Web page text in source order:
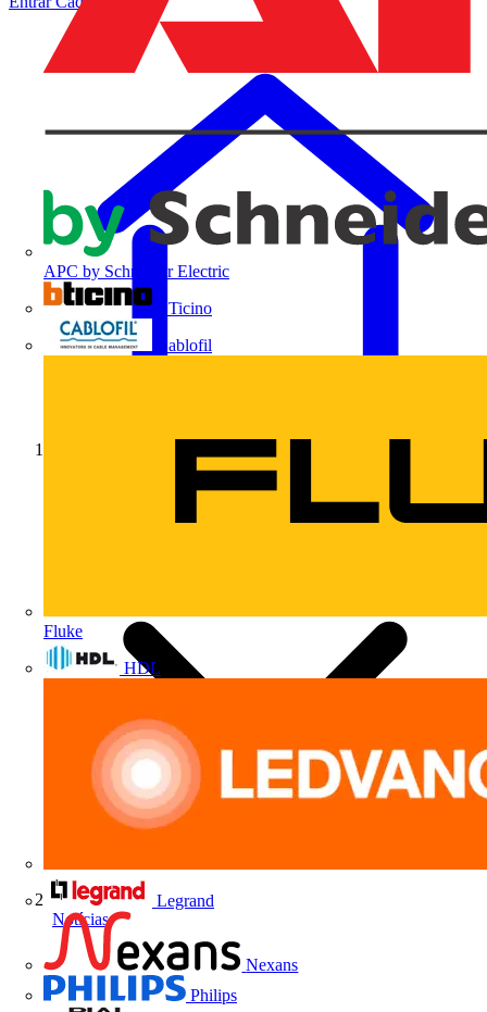
APC by Schneider Electric
BTicino
Cablofil
Fluke
HDL
Legrand
Nexans
Philips
Notícias